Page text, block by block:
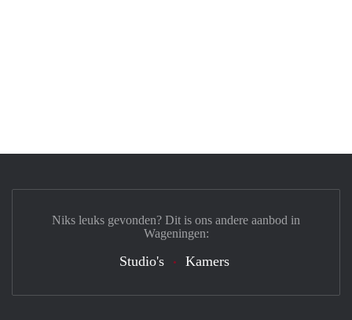
Niks leuks gevonden? Dit is ons andere aanbod in
Wageningen:
Studio's Kamers